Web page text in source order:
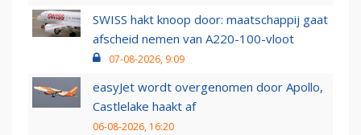
SWISS hakt knoop door: maatschappij gaat
afscheid nemen van A220-100-vloot
07-08-2026, 9:09
easyJet wordt overgenomen door Apollo,
Castlelake haakt af
06-08-2026, 16:20